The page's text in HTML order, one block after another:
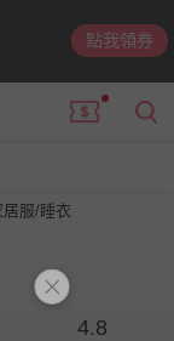
點我領券
居服/睡衣
4.8